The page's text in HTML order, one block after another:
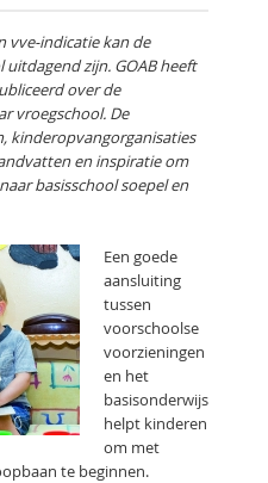
vve-indicatie kan de
zijn. GOAB heeft
over de
vroegschool. De
kinderopvangorganisaties
en inspiratie om
basisschool soepel en
Een goede
aansluiting
tussen
voorschoolse
voorzieningen
en het
basisonderwijs
helpt kinderen
om met
te beginnen.